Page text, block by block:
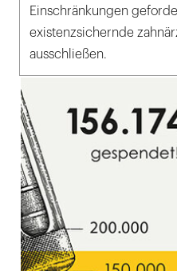
Einschränkungen
existenzsichernde
ausschließen.